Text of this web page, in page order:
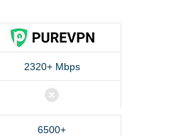
2320+ Mbps
6500+